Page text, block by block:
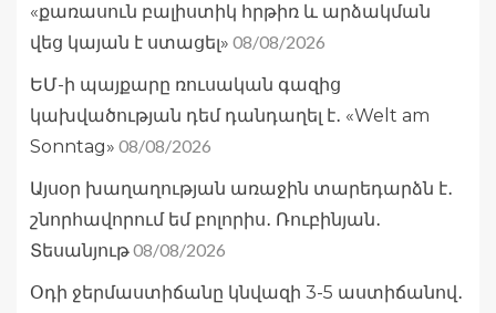
«քառասուն բալիստիկ հրթիռ և արձակման
վեց կայան է ստացել» 08/08/2026
ԵՄ-ի պայքարը ռուսական գազից
կախվածության դեմ դանդաղել է․ «Welt am
Sonntag» 08/08/2026
Այսօր խաղաղության առաջին տարեդարձն է․
շնորհավորում եմ բոլորիս․ Ռուբինյան․
Տեսանյութ08/08/2026
Օդի ջերմաստիճանը կնվազի 3-5 աստիճանով․